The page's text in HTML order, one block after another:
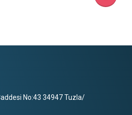
No:43 34947 Tuzla/